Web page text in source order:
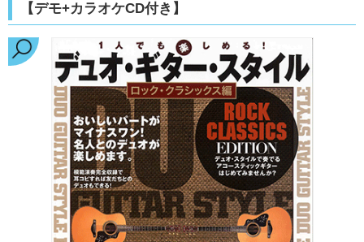
【デモ+カラオケCD付き】